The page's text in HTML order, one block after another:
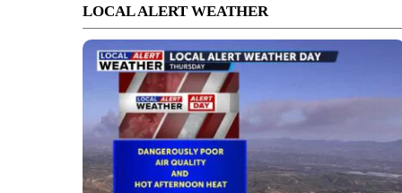
LOCAL ALERT WEATHER